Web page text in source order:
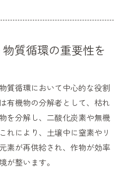
な活用で環境に優しい畑へ
壌環境を改善する仕組み
選ばれる設計型微生物の
による土壌微生物活性化
可能な畑作りに貢献する
質循環の重要性を
質循環において中心的な役割
有機物の分解者として、枯れ
を分解し、二酸化炭素や無機
れにより、土壌中に窒素やリ
素が再供給され、作物が効率
が整います。